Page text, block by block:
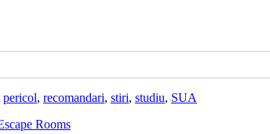
pericol, recomandari, stiri, studiu, SUA